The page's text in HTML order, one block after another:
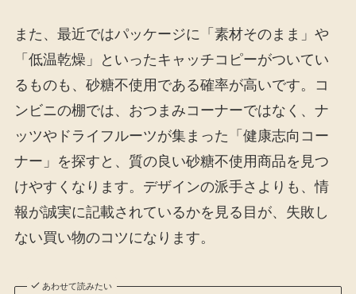
また、最近ではパッケージに「素材そのまま」や
「低温乾燥」といったキャッチコピーがついてい
るものも、砂糖不使用である確率が高いです。コ
ンビニの棚では、おつまみコーナーではなく、ナ
ッツやドライフルーツが集まった「健康志向コー
ナー」を探すと、質の良い砂糖不使用商品を見つ
けやすくなります。デザインの派手さよりも、情
報が誠実に記載されているかを見る目が、失敗し
ない買い物のコツになります。
あわせて読みたい